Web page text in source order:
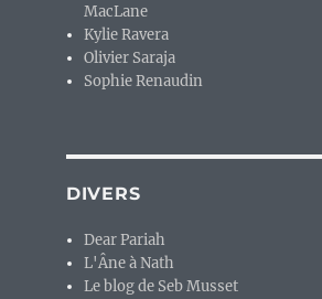
MacLane
Kylie Ravera
Olivier Saraja
Sophie Renaudin
DIVERS
Dear Pariah
L'Âne à Nath
Le blog de Seb Musset